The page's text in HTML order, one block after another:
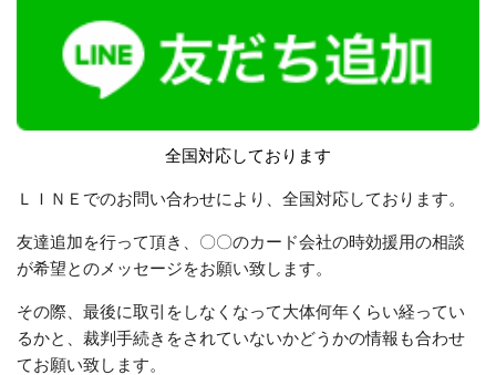
全国対応しております
ＬＩＮＥでのお問い合わせにより、全国対応しております。
友達追加を行って頂き、〇〇のカード会社の時効援用の相談
が希望とのメッセージをお願い致します。
その際、最後に取引をしなくなって大体何年くらい経ってい
るかと、裁判手続きをされていないかどうかの情報も合わせ
てお願い致します。